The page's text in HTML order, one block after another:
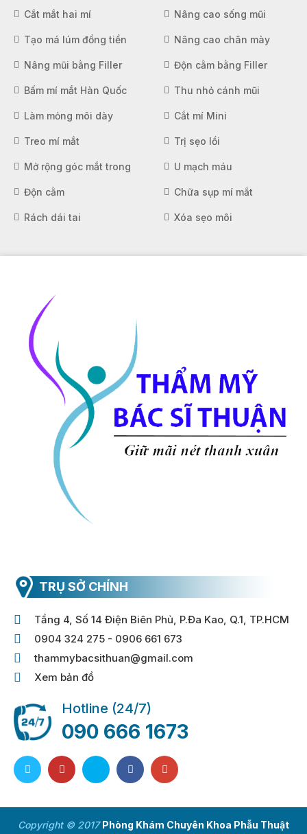
Cắt mắt hai mí Nâng cao sống mũi
Tạo má lúm đồng tiền Nâng cao chân mày
Nâng mũi bằng Filler Độn cằm bằng Filler
Bấm mí mắt Hàn Quốc Thu nhỏ cánh mũi
Làm mỏng môi dày Cắt mí Mini
Treo mí mắt Trị sẹo lồi
Mở rộng góc mắt trong U mạch máu
Độn cằm Chữa sụp mí mắt
Rách dái tai Xóa sẹo môi
TRỤ SỞ CHÍNH
Tầng 4, Số 14 Điện Biên Phủ, P.Đa Kao, Q.1, TP.HCM
0904 324 275 - 0906 661 673
thammybacsithuan@gmail.com
Xem bản đồ
Hotline (24/7)
090 666 1673
Copyright © 2017Phòng Khám Chuyên Khoa Phẫu Thuật